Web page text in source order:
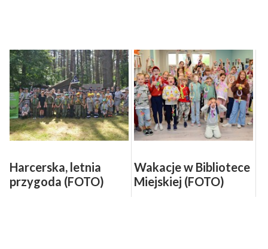
Harcerska, letnia
przygoda (FOTO)
Wakacje w Bibliotece
Miejskiej (FOTO)